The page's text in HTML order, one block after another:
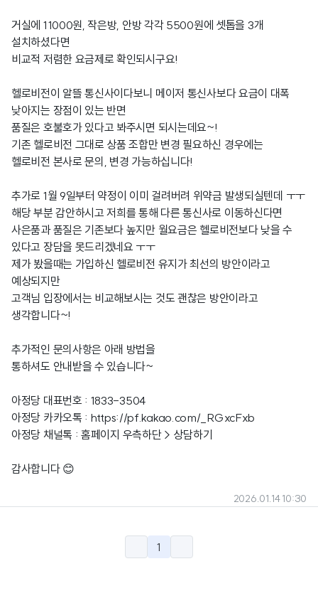
거실에 11000원, 작은방, 안방 각각 5500원에 셋톱을 3개
설치하셨다면
비교적 저렴한 요금제로 확인되시구요!
헬로비전이 알뜰 통신사이다보니 메이저 통신사보다 요금이 대폭
낮아지는 장점이 있는 반면
품질은 호불호가 있다고 봐주시면 되시는데요~!
기존 헬로비전 그대로 상품 조합만 변경 필요하신 경우에는
헬로비전 본사로 문의, 변경 가능하십니다!
추가로 1월 9일부터 약정이 이미 걸려버려 위약금 발생되실텐데 ㅜㅜ
해당 부분 감안하시고 저희를 통해 다른 통신사로 이동하신다면
사은품과 품질은 기존보다 높지만 월요금은 헬로비전보다 낮을 수
있다고 장담을 못드리겠네요 ㅜㅜ
제가 봤을때는 가입하신 헬로비전 유지가 최선의 방안이라고
예상되지만
고객님 입장에서는 비교해보시는 것도 괜찮은 방안이라고
생각합니다~!
추가적인 문의사항은 아래 방법을
통하셔도 안내받을 수 있습니다~
아정당 대표번호 : 1833-3504
아정당 카카오톡 : https://pf.kakao.com/_RGxcFxb
아정당 채널톡 : 홈페이지 우측하단 > 상담하기
감사합니다 😊
2026.01.14 10:30
1